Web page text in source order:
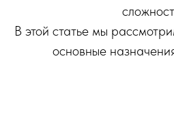
В этой статье мы
основные